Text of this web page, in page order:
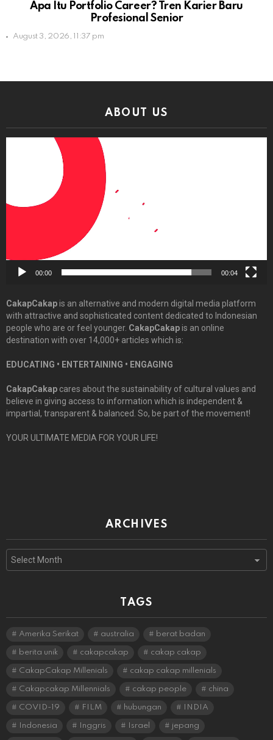
Apa Itu Portfolio Career? Tren Karier Baru
Profesional Senior
August 3, 2026, 11:37 pm
ABOUT US
00:00 00:04
CakapCakapis an alternative and modern digital media platform
with attractive and sophisticated content dedicated to Indonesian
people who are or feel younger. CakapCakapis an online
destination with over 14,000+ articles which is:
EDUCATING • ENTERTAINING • ENGAGING
CakapCakap cares about the sustainability of cultural values and
believe in giving access to information which is independent &
impartial, transparent & balanced. So, be part of the movement!
YOUR ULTIMATE MEDIA FOR YOUR LIFE!
ARCHIVES
Archives
TAGS
Amerika Serikat australia berat badan
berita unik cakapcakap cakap cakap
CakapCakap Millenials cakap cakap millenials
Cakapcakap Millennials cakap people china
COVID-19 FILM hubungan INDIA
Indonesia Inggris Israel jepang